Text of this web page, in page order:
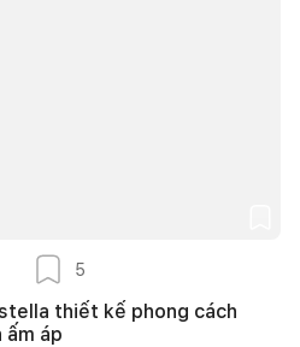
5
thiết kế phong cách
ấm áp